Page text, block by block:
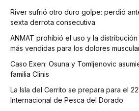
River sufrió otro duro golpe: perdió
sexta derrota consecutiva
ANMAT prohibió el uso y la
más vendidas para los dolores
Caso Exen: Osuna y Tomljenovic
familia Clinis
La Isla del Cerrito se prepara para el
Internacional de Pesca del Dorado